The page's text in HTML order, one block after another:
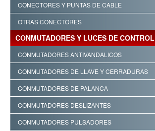
CONECTORES Y PUNTAS DE CABLE
OTRAS CONECTORES
CONMUTADORES Y LUCES DE CONTROL
CONMUTADORES ANTIVANDALICOS
CONMUTADORES DE LLAVE Y CERRADURAS
CONMUTADORES DE PALANCA
CONMUTADORES DESLIZANTES
CONMUTADORES PULSADORES